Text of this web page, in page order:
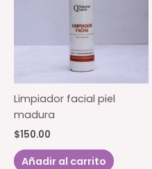
Limpiador facial piel
madura
$150.00
Añadir al carrito